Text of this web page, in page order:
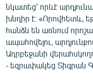
նկատեց՝ որևէ
խնդիր է։ «Որովհետև,
հանձն են առնում
ապահովելու,
Ադրբեջանի
- եզրափակեց Տիգրան